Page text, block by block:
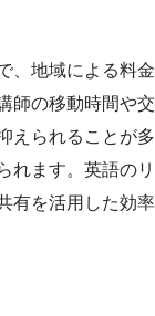
、地域による料金
師の移動時間や交
えられることが多
れます。英語のリ
有を活用した効率